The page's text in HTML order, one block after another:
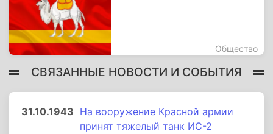
Общество
СВЯЗАННЫЕ НОВОСТИ И СОБЫТИЯ
31.10.1943 На вооружение Красной армии
принят тяжелый танк ИС-2